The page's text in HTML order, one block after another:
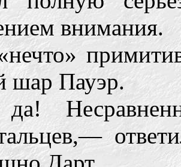
внимания.
шар Пауэр.